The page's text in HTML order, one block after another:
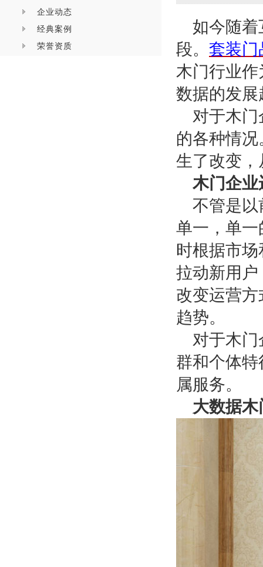
企业动态
经典案例
荣誉资质
如今随着
段。 套装门
木门行业
数据的发
对于木
的各种情
生了改变
木门企业
不管是以
单一，单
时根据市
拉动新用
改变运营
趋势。
对于木
群和个体
属服务。
大数据